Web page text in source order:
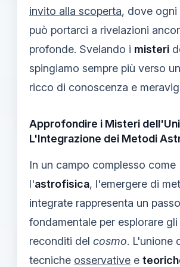
invito alla scoperta, dove ogni
può portarci a rivelazioni
profonde. Svelando i misteri
spingiamo sempre più verso
ricco di conoscenza e
Approfondire i Misteri
L'Integrazione dei Metodi
In un campo complesso come
l'astrofisica, l'emergere di
integrate rappresenta un passo
fondamentale per esplorare
reconditi del cosmo. L'unione
tecniche osservative e